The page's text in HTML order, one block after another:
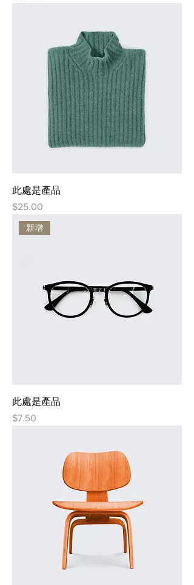
此處是產品
價格
$25.00
新增
此處是產品
價格
$7.50